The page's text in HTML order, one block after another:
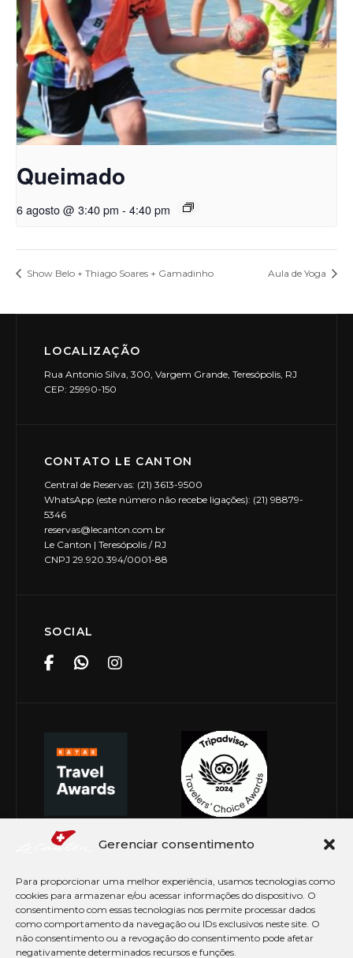
Gerenciar consentimento
Para proporcionar uma melhor experiência, usamos tecnologias como
cookies para armazenar e/ou acessar informações do dispositivo. O
consentimento com essas tecnologias nos permite processar dados
como comportamento da navegação ou IDs exclusivos neste site. O
não consentimento ou a revogação do consentimento pode afetar
negativamente determinados recursos e funções.
Queimado
6 agosto @ 3:40 pm - 4:40 pm
Show Belo + Thiago Soares + Gamadinho Aula de Yoga
LOCALIZAÇÃO
Rua Antonio Silva, 300, Vargem Grande, Teresópolis, RJ
CEP: 25990-150
CONTATO LE CANTON
Central de Reservas: (21) 3613-9500
WhatsApp (este número não recebe ligações): (21) 98879-
5346
reservas@lecanton.com.br
Le Canton | Teresópolis / RJ
CNPJ 29.920.394/0001-88
SOCIAL
© Copyright 2026 Le Canton. Todos os direitos